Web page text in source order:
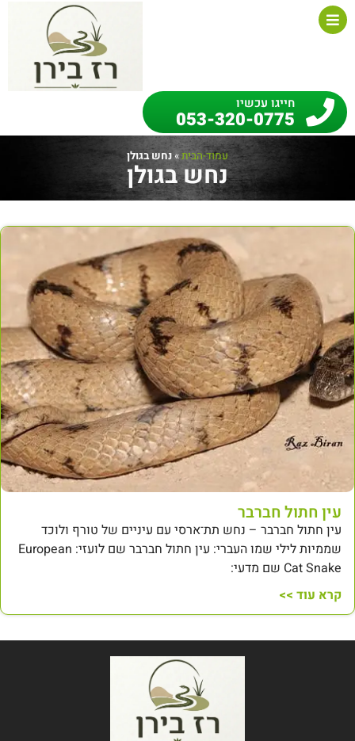
חייגו עכשיו
053-320-0775
עמוד-הבית»נחש בגולן
נחש בגולן
עין חתול חברבר
עין חתול חברבר – נחש תת־ארסי עם עיניים של טורף ולוכד
שממיות לילי שמו העברי: עין חתול חברבר שם לועזי: European
Cat Snake שם מדעי:
קרא עוד >>